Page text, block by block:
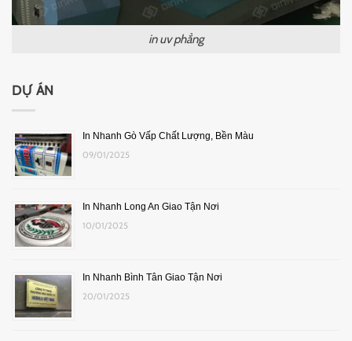
in uv phẳng
DỰ ÁN
In Nhanh Gò Vấp Chất Lượng, Bền Màu
09/01/2025
In Nhanh Long An Giao Tận Nơi
10/01/2025
In Nhanh Bình Tân Giao Tận Nơi
20/01/2025